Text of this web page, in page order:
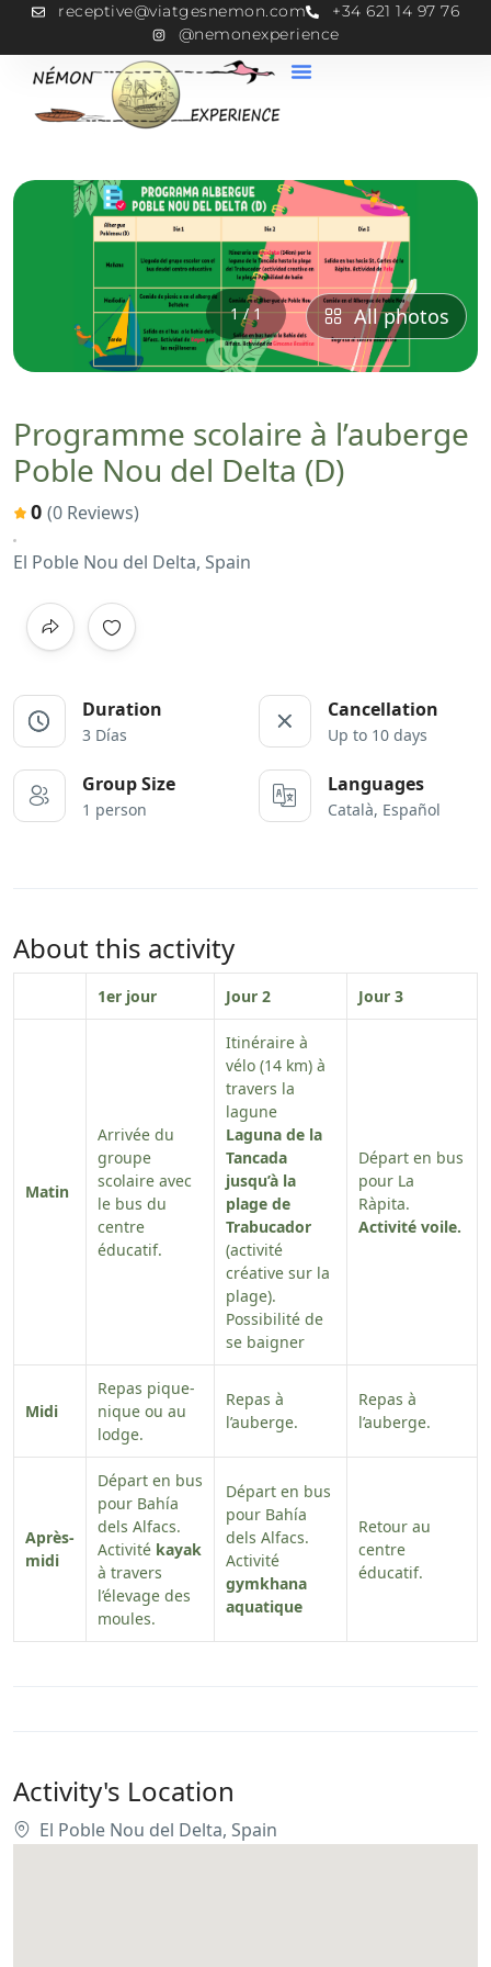
receptive@viatgesnemon.com
+34 621 14 97 76
@nemonexperience
1 / 1 All photos
Programme scolaire à l’auberge
Poble Nou del Delta (D)
0 (0 Reviews)
El Poble Nou del Delta, Spain
Duration
3 Días
Cancellation
Up to 10 days
Group Size
1 person
Languages
Català, Español
About this activity
1er jour Jour 2 Jour 3
Matin
Arrivée du
groupe
scolaire avec
le bus du
centre
éducatif.
Itinéraire à
vélo (14 km) à
travers la
lagune
Laguna de la
Tancada
jusqu’à la
plage de
Trabucador
(activité
créative sur la
plage).
Possibilité de
se baigner
Départ en bus
pour La
Ràpita.
Activité voile.
Midi
Repas pique-
nique ou au
lodge.
Repas à
l’auberge.
Repas à
l’auberge.
Après-
midi
Départ en bus
pour Bahía
dels Alfacs.
Activité kayak
à travers
l’élevage des
moules.
Départ en bus
pour Bahía
dels Alfacs.
Activité
gymkhana
aquatique
Retour au
centre
éducatif.
Activity's Location
El Poble Nou del Delta, Spain